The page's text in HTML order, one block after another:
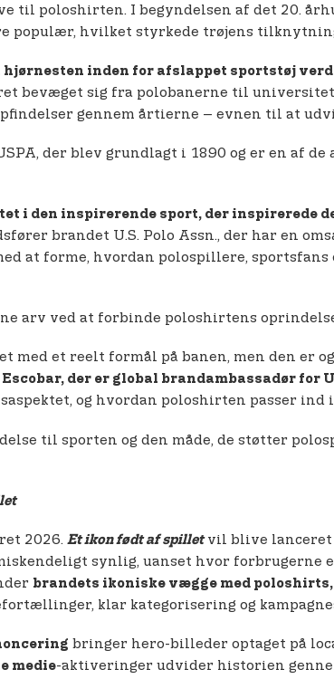
til poloshirten. I begyndelsen af det 20.
populær, hvilket styrkede trøjens
hjørnesten inden for afslappet sportstøj
bevæget sig fra polobanerne til
gennem årtierne – evnen til at
der blev grundlagt i 1890 og er en af
i den inspirerende sport, der inspirerede
brandet U.S. Polo Assn., der har en
at forme, hvordan polospillere,
arv ved at forbinde poloshirtens
et reelt formål på banen, men den er
der er global brandambassadør for
og hvordan poloshirten passer ind i
til sporten og den måde, de støtter
2026. Et ikon født af spilletvil blive lanceret
synlig, uanset hvor
brandets ikoniske vægge med
klar kategorisering og
bringer hero-billeder optaget på
medie-aktiveringer udvider historien